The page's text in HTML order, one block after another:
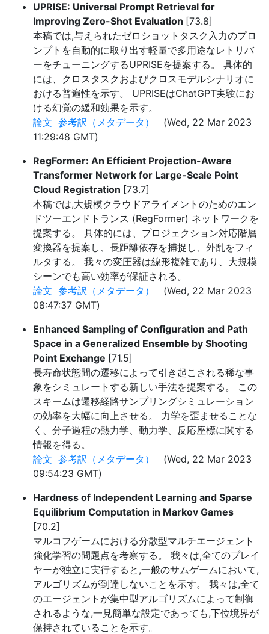
UPRISE: Universal Prompt Retrieval for
Improving Zero-Shot Evaluation [73.8]
本稿では,与えられたゼロショットタスク入力のプロ
ンプトを自動的に取り出す軽量で多用途なレトリバ
ーをチューニングするUPRISEを提案する。 具体的
には、クロスタスクおよびクロスモデルシナリオに
おける普遍性を示す。 UPRISEはChatGPT実験にお
ける幻覚の緩和効果を示す。
論文 参考訳（メタデータ）
(Wed, 22 Mar 2023
11:29:48 GMT)
RegFormer: An Efficient Projection-Aware
Transformer Network for Large-Scale Point
Cloud Registration [73.7]
本稿では,大規模クラウドアライメントのためのエン
ドツーエンドトランス (RegFormer) ネットワークを
提案する。 具体的には、プロジェクション対応階層
変換器を提案し、長距離依存を捕捉し、外乱をフィ
ルタする。 我々の変圧器は線形複雑であり、大規模
シーンでも高い効率が保証される。
論文 参考訳（メタデータ）
(Wed, 22 Mar 2023
08:47:37 GMT)
Enhanced Sampling of Configuration and Path
Space in a Generalized Ensemble by Shooting
Point Exchange [71.5]
長寿命状態間の遷移によって引き起こされる稀な事
象をシミュレートする新しい手法を提案する。 この
スキームは遷移経路サンプリングシミュレーション
の効率を大幅に向上させる。 力学を歪ませることな
く、分子過程の熱力学、動力学、反応座標に関する
情報を得る。
論文 参考訳（メタデータ）
(Wed, 22 Mar 2023
09:54:23 GMT)
Hardness of Independent Learning and Sparse
Equilibrium Computation in Markov Games
[70.2]
マルコフゲームにおける分散型マルチエージェント
強化学習の問題点を考察する。 我々は,全てのプレイ
ヤーが独立に実行すると,一般のサムゲームにおいて,
アルゴリズムが到達しないことを示す。 我々は,全て
のエージェントが集中型アルゴリズムによって制御
されるような,一見簡単な設定であっても,下位境界が
保持されていることを示す。